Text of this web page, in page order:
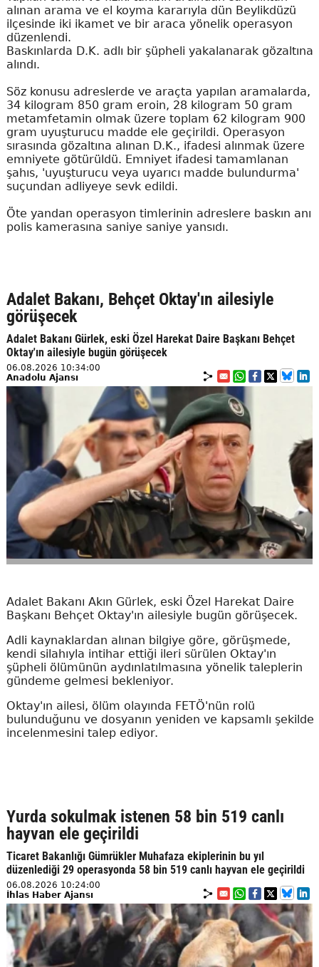
alınan arama ve el koyma kararıyla dün Beylikdüzü
ilçesinde iki ikamet ve bir araca yönelik operasyon
düzenlendi.
Baskınlarda D.K. adlı bir şüpheli yakalanarak gözaltına
alındı.
Söz konusu adreslerde ve araçta yapılan aramalarda,
34 kilogram 850 gram eroin, 28 kilogram 50 gram
metamfetamin olmak üzere toplam 62 kilogram 900
gram uyuşturucu madde ele geçirildi. Operasyon
sırasında gözaltına alınan D.K., ifadesi alınmak üzere
emniyete götürüldü. Emniyet ifadesi tamamlanan
şahıs, 'uyuşturucu veya uyarıcı madde bulundurma'
suçundan adliyeye sevk edildi.
Öte yandan operasyon timlerinin adreslere baskın anı
polis kamerasına saniye saniye yansıdı.
Adalet Bakanı, Behçet Oktay'ın ailesiyle
görüşecek
Adalet Bakanı Gürlek, eski Özel Harekat Daire Başkanı Behçet
Oktay'ın ailesiyle bugün görüşecek
06.08.2026 10:34:00
Anadolu Ajansı
Adalet Bakanı Akın Gürlek, eski Özel Harekat Daire
Başkanı Behçet Oktay'ın ailesiyle bugün görüşecek.
Adli kaynaklardan alınan bilgiye göre, görüşmede,
kendi silahıyla intihar ettiği ileri sürülen Oktay'ın
şüpheli ölümünün aydınlatılmasına yönelik taleplerin
gündeme gelmesi bekleniyor.
Oktay'ın ailesi, ölüm olayında FETÖ'nün rolü
bulunduğunu ve dosyanın yeniden ve kapsamlı şekilde
incelenmesini talep ediyor.
Yurda sokulmak istenen 58 bin 519 canlı
hayvan ele geçirildi
Ticaret Bakanlığı Gümrükler Muhafaza ekiplerinin bu yıl
düzenlediği 29 operasyonda 58 bin 519 canlı hayvan ele geçirildi
06.08.2026 10:24:00
İhlas Haber Ajansı